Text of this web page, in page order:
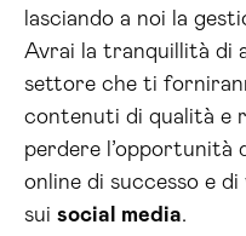
lasciando a noi la
Avrai la tranquillità di
settore che ti
contenuti di qualità e
perdere l’opportunità
online di successo e
sui social media.